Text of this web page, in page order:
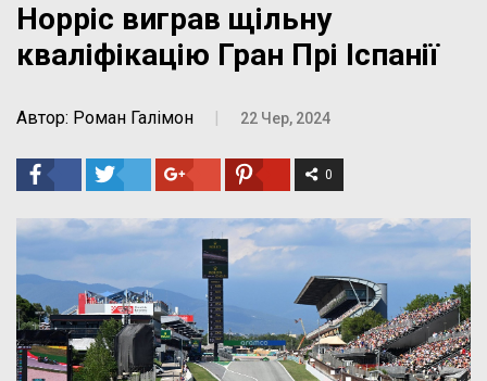
Норріс виграв щільну
кваліфікацію Гран Прі Іспанії
Автор: Роман Галімон | 22 Чер, 2024
0